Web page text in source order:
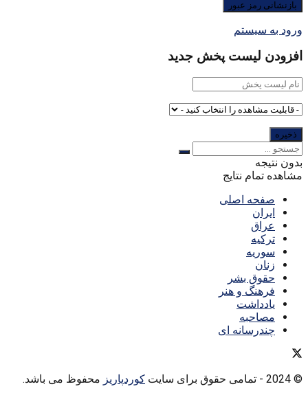
ورود به سیستم
افزودن لیست پخش جدید
بدون نتیجه
مشاهده تمام نتایج
صفحه اصلی
ایران
عراق
ترکیه
سوریه
زنان
حقوق بشر
فرهنگ و هنر
یادداشت
مصاحبه
چندرسانه ای
© 2024 - تمامی حقوق برای سایت کوردپاریز محفوظ می باشد.